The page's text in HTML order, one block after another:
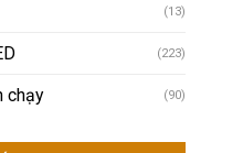
(13)
(223)
chạy (90)